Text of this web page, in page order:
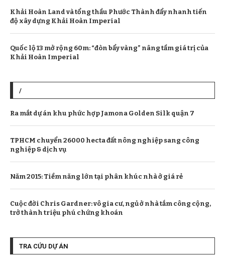
Khải Hoàn Land và tổng thầu Phước Thành đẩy nhanh tiến
độ xây dựng Khải Hoàn Imperial
Quốc lộ 13 mở rộng 60m: “đòn bẩy vàng” nâng tầm giá trị của
Khải Hoàn Imperial
/
Ra mắt dự án khu phức hợp Jamona Golden Silk quận 7
TPHCM chuyển 26000 hecta đất nông nghiệp sang công
nghiệp & dịch vụ
Năm 2015: Tiềm năng lớn tại phân khúc nhà ở giá rẻ
Cuộc đời Chris Gardner: vô gia cư, ngủ ở nhà tắm công cộng,
trở thành triệu phú chứng khoán
TRA CỨU DỰ ÁN